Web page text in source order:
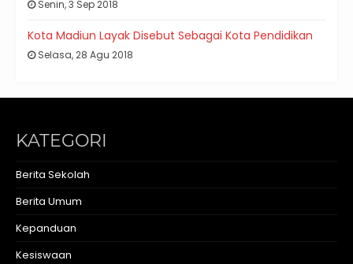
Senin, 3 Sep 2018
Kota Madiun Layak Disebut Sebagai Kota Pendidikan
Selasa, 28 Agu 2018
KATEGORI
Berita Sekolah
Berita Umum
Kepanduan
Kesiswaan